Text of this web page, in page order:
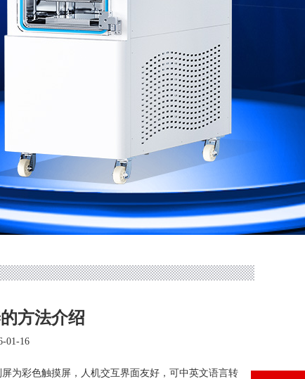
方法介绍
01-16
为彩色触摸屏，人机交互界面友好，可中英文语言转